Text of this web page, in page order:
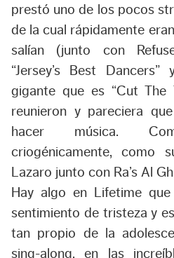
prestó uno de los pocos
de la cual rápidamente
salían (junto con
“Jersey’s Best
gigante que es “Cut The
reunieron y pareciera
hacer música.
criogénicamente, como
Lazaro junto con Ra’s Al
Hay algo en Lifetime
sentimiento de tristeza y
tan propio de la
sing-along, en las